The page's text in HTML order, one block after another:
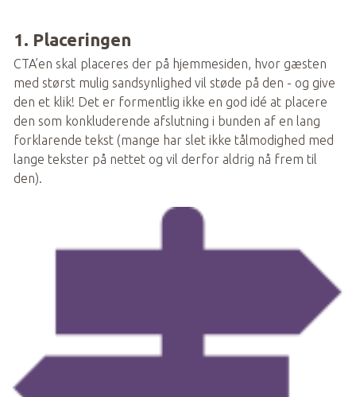
1. Placeringen
CTA’en skal placeres der på hjemmesiden, hvor gæsten
med størst mulig sandsynlighed vil støde på den - og give
den et klik! Det er formentlig ikke en god idé at placere
den som konkluderende afslutning i bunden af en lang
forklarende tekst (mange har slet ikke tålmodighed med
lange tekster på nettet og vil derfor aldrig nå frem til
den).